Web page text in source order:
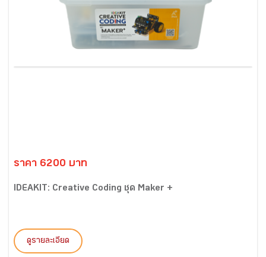
ราคา 6200 บาท
IDEAKIT: Creative Coding ชุด Maker +
ดูรายละเอียด